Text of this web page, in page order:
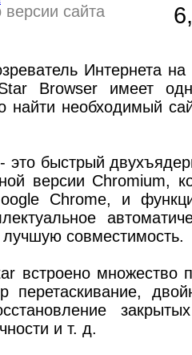
сайта
Интернета
Browser имеет
найти необходимый
это быстрый
версии Chromium,
Chrome, и
совместимость.
встроено множество
и т. д.